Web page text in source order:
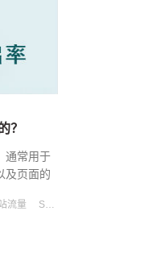
？
通常用于
及页面的
站需要做
然是跳
流量 SEO优化